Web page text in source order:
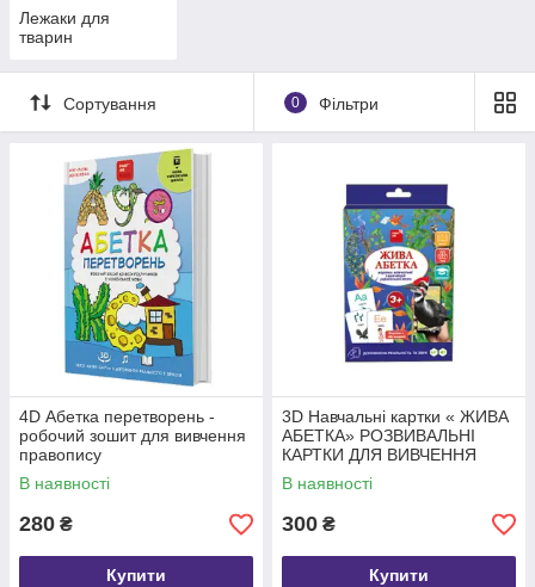
Лежаки для
тварин
Сортування 0 Фільтри
4D Абетка перетворень -
робочий зошит для вивчення
правопису
В наявності
280 ₴
Купити
3D Навчальні картки « ЖИВА
АБЕТКА» РОЗВИВАЛЬНІ
КАРТКИ ДЛЯ ВИВЧЕННЯ
УКРАЇНСЬКОЇ МОВИ
В наявності
300 ₴
Купити